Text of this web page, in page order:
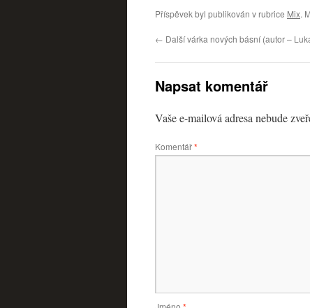
Příspěvek byl publikován v rubrice Mix.
← Další várka nových básní (autor –
Napsat komentář
Vaše e-mailová adresa nebude
Komentář*